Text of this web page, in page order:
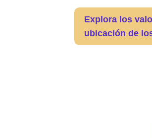
Explora los
ubicación de